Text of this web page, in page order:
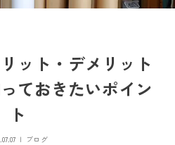
ット・デメリット
ておきたいポイン
ト
ブログ